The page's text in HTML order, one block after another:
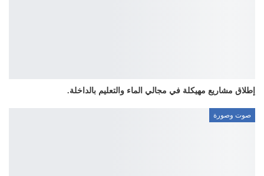
إطلاق مشاريع مهيكلة في مجالي الماء والتعليم بالداخلة.
صوت وصورة